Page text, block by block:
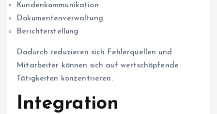
Kundenkommunikation
Dokumentenverwaltung
Berichterstellung
Dadurch reduzieren sich Fehlerquellen und
Mitarbeiter können sich auf wertschöpfende
Tätigkeiten konzentrieren.
Integration